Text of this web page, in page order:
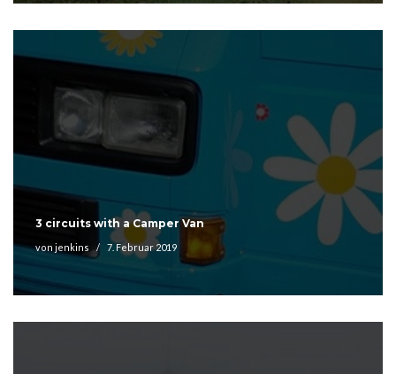
3 circuits with a Camper Van
von jenkins 7. Februar 2019